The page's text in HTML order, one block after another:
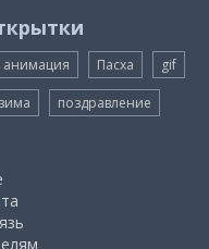
анимация Пасха gif
зима поздравление